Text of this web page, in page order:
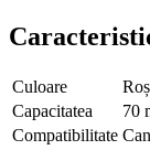
Culoare
Capacitatea
70
Compatibilitate